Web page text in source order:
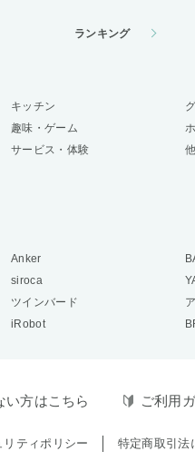
ランキング
キッチン
趣味・ゲーム
サービス・体験
Anker
siroca
ツインバード
iRobot
い方はこちら ご利用
リティポリシー 特定商取引法